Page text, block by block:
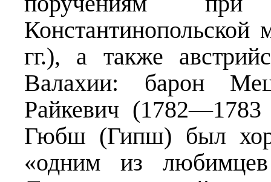
гг.), а также
Валахии: барон
Райкевич (1782—1783
Гюбш (Гипш) был
«одним из